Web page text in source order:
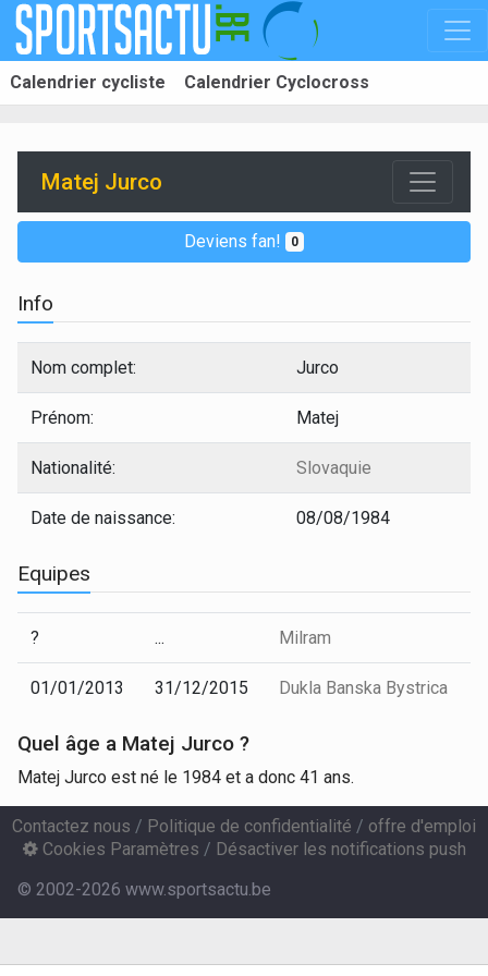
Calendrier cycliste Calendrier Cyclocross
Matej Jurco
Deviens fan! 0
Info
Nom complet: Jurco
Prénom: Matej
Nationalité: Slovaquie
Date de naissance: 08/08/1984
Equipes
? ... Milram
01/01/2013 31/12/2015 Dukla Banska Bystrica
Quel âge a Matej Jurco ?
Matej Jurco est né le 1984 et a donc 41 ans.
Contactez nous / Politique de confidentialité / offre d'emploi
Cookies Paramètres / Désactiver les notifications push
© 2002-2026 www.sportsactu.be